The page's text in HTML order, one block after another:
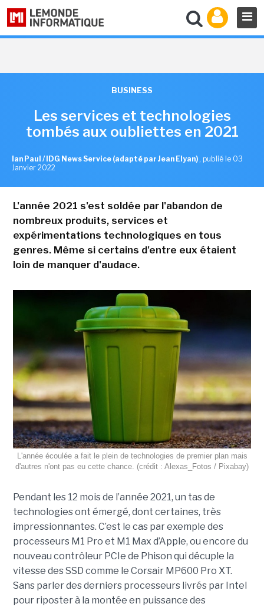
BUSINESS
Les services et technologies
tombés aux oubliettes en 2021
Ian Paul / IDG News Service (adapté par Jean Elyan) , publié le 03
Janvier 2022
L'année 2021 s'est soldée par l'abandon de
nombreux produits, services et
expérimentations technologiques en tous
genres. Même si certains d'entre eux étaient
loin de manquer d'audace.
L'année écoulée a fait le plein de technologies de premier plan mais
d'autres n'ont pas eu cette chance. (crédit : Alexas_Fotos / Pixabay)
Pendant les 12 mois de l’année 2021, un tas de
technologies ont émergé, dont certaines, très
impressionnantes. C’est le cas par exemple des
processeurs M1 Pro et M1 Max d’Apple, ou encore du
nouveau contrôleur PCIe de Phison qui décuple la
vitesse des SSD comme le Corsair MP600 Pro XT.
Sans parler des derniers processeurs livrés par Intel
pour riposter à la montée en puissance des